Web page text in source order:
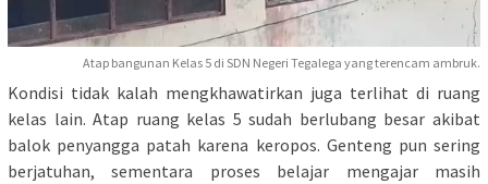
Atap bangunan Kelas 5 di SDN Negeri Tegalega yang terencam ambruk.
Kondisi tidak kalah mengkhawatirkan juga terlihat di ruang
kelas lain. Atap ruang kelas 5 sudah berlubang besar akibat
balok penyangga patah karena keropos. Genteng pun sering
berjatuhan, sementara proses belajar mengajar masih